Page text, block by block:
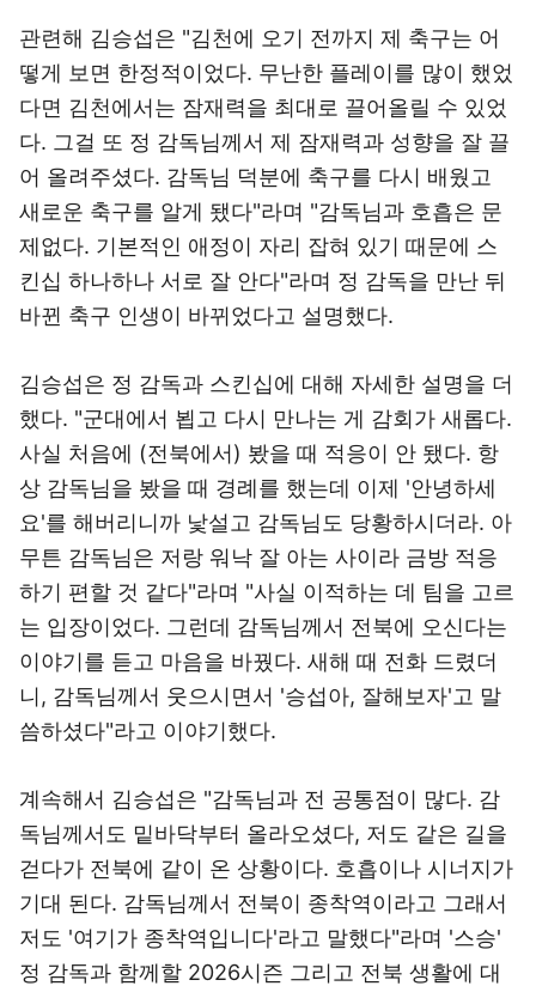
관련해 김승섭은 "김천에 오기 전까지 제 축구는 어
떻게 보면 한정적이었다. 무난한 플레이를 많이 했었
다면 김천에서는 잠재력을 최대로 끌어올릴 수 있었
다. 그걸 또 정 감독님께서 제 잠재력과 성향을 잘 끌
어 올려주셨다. 감독님 덕분에 축구를 다시 배웠고
새로운 축구를 알게 됐다"라며 "감독님과 호흡은 문
제없다. 기본적인 애정이 자리 잡혀 있기 때문에 스
킨십 하나하나 서로 잘 안다"라며 정 감독을 만난 뒤
바뀐 축구 인생이 바뀌었다고 설명했다.
김승섭은 정 감독과 스킨십에 대해 자세한 설명을 더
했다. "군대에서 뵙고 다시 만나는 게 감회가 새롭다.
사실 처음에 (전북에서) 봤을 때 적응이 안 됐다. 항
상 감독님을 봤을 때 경례를 했는데 이제 '안녕하세
요'를 해버리니까 낯설고 감독님도 당황하시더라. 아
무튼 감독님은 저랑 워낙 잘 아는 사이라 금방 적응
하기 편할 것 같다"라며 "사실 이적하는 데 팀을 고르
는 입장이었다. 그런데 감독님께서 전북에 오신다는
이야기를 듣고 마음을 바꿨다. 새해 때 전화 드렸더
니, 감독님께서 웃으시면서 '승섭아, 잘해보자'고 말
씀하셨다"라고 이야기했다.
계속해서 김승섭은 "감독님과 전 공통점이 많다. 감
독님께서도 밑바닥부터 올라오셨다, 저도 같은 길을
걷다가 전북에 같이 온 상황이다. 호흡이나 시너지가
기대 된다. 감독님께서 전북이 종착역이라고 그래서
저도 '여기가 종착역입니다'라고 말했다"라며 '스승'
정 감독과 함께할 2026시즌 그리고 전북 생활에 대